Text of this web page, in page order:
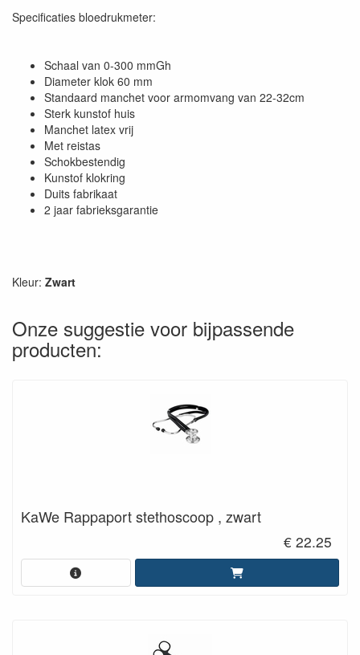
Specificaties bloedrukmeter:
Schaal van 0-300 mmGh
Diameter klok 60 mm
Standaard manchet voor armomvang van 22-32cm
Sterk kunstof huis
Manchet latex vrij
Met reistas
Schokbestendig
Kunstof klokring
Duits fabrikaat
2 jaar fabrieksgarantie
Kleur: Zwart
Onze suggestie voor bijpassende
producten:
KaWe Rappaport stethoscoop , zwart
€ 22.25